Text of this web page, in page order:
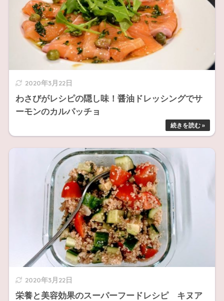
2020年3月22日
わさびがレシピの隠し味！醤油ドレッシングでサ
ーモンのカルパッチョ
2020年3月22日
栄養と美容効果のスーパーフードレシピ キヌア